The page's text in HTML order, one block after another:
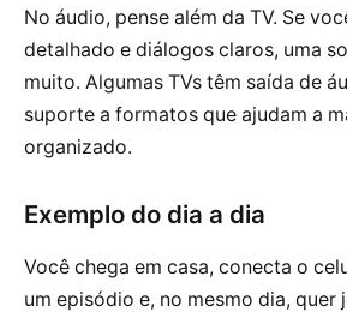
No áudio, pense além da TV. Se
detalhado e diálogos claros, uma
muito. Algumas TVs têm saída de
suporte a formatos que ajudam a
organizado.
Exemplo do dia a dia
Você chega em casa, conecta o
um episódio e, no mesmo dia, quer